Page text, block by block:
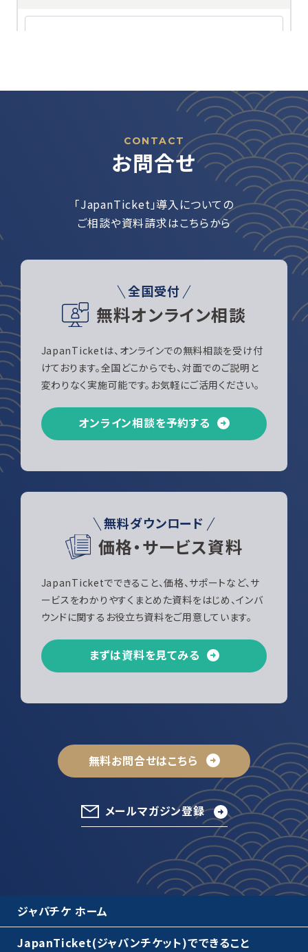
CONTACT
お問合せ
「JapanTicket」導入についての
ご相談や資料請求はこちらから
全国受付
無料オンライン相談
JapanTicketは、オンラインでの無料相談を受け付
けております。全国どこからでも、対面でのご説明と
変わりなく実施可能です。お気軽にご活用ください。
オンライン相談を予約する
無料ダウンロード
価格・サービス資料
JapanTicketでできること、価格、サポートなど、サ
ービスをわかりやすくまとめた資料をはじめ、インバ
ウンドに関するお役立ち資料をご用意しています。
まずは資料を見てみる
無料お問合せはこちら
メールマガジン登録
ジャパチケ ホーム
JapanTicket(ジャパンチケット)でできること